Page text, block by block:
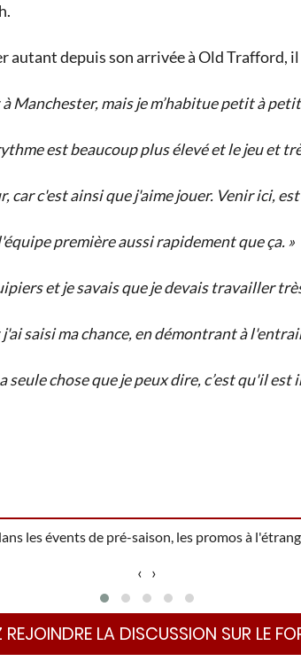
autant depuis son arrivée à Old Trafford,
Manchester, mais je m’habitue petit à
est beaucoup plus élevé et le jeu et
car c'est ainsi que j'aime jouer. Venir ici,
première aussi rapidement que ça. »
et je savais que je devais travailler
saisi ma chance, en démontrant à
seule chose que je peux dire, c’est qu'il
les évents de pré-saison, les promos à
‹ ›
REJOINDRE LA DISCUSSION SUR LE